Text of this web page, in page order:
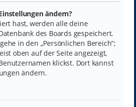
ändern?
hast, werden alle deine
des Boards gespeichert.
in den „Persönlichen Bereich“;
oben auf der Seite angezeigt,
klickst. Dort kannst
ändern.